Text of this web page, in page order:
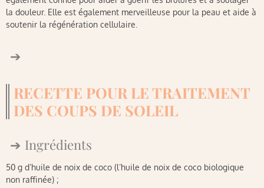
la douleur. Elle est également merveilleuse pour la peau et aide à
soutenir la régénération cellulaire.
RECETTE POUR LE TRAITEMENT
DES COUPS DE SOLEIL
Ingrédients
50 g d’huile de noix de coco (l’huile de noix de coco biologique
non raffinée) ;